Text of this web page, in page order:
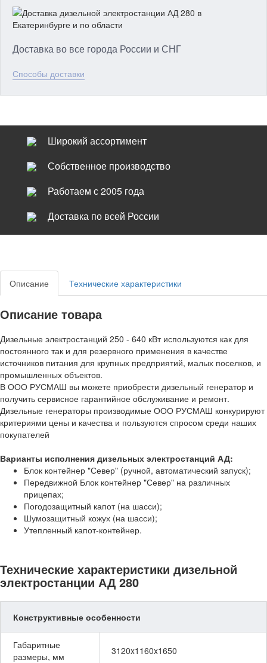
Доставка во все города России и СНГ
Способы доставки
Широкий ассортимент
Собственное производство
Работаем с 2005 года
Доставка по всей России
Описание Технические характеристики
Описание товара
Дизельные электростанций 250 - 640 кВт используются как для
постоянного так и для резервного применения в качестве
источников питания для крупных предприятий, малых поселков, и
промышленных объектов.
В ООО РУСМАШ вы можете приобрести дизельный генератор и
получить сервисное гарантийное обслуживание и ремонт.
Дизельные генераторы производимые ООО РУСМАШ конкурируют
критериями цены и качества и пользуются спросом среди наших
покупателей
Варианты исполнения дизельных электростанций АД:
Блок контейнер "Север" (ручной, автоматический запуск);
Передвижной Блок контейнер "Север" на различных
прицепах;
Погодозащитный капот (на шасси);
Шумозащитный кожух (на шасси);
Утепленный капот-контейнер.
Технические характеристики дизельной
электростанции АД 280
Конструктивные особенности
Габаритные
размеры, мм
3120x1160x1650